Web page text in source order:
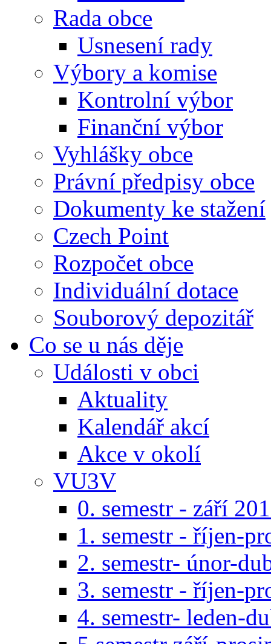
Rada obce
Usnesení rady
Výbory a komise
Kontrolní výbor
Finanční výbor
Vyhlášky obce
Právní předpisy obce
Dokumenty ke stažení
Czech Point
Rozpočet obce
Individuální dotace
Souborový depozitář
Co se u nás děje
Události v obci
Aktuality
Kalendář akcí
Akce v okolí
VU3V
0. semestr - září
1. semestr - říjen-
2. semestr- únor-
3. semestr - říjen-
4. semestr- leden-